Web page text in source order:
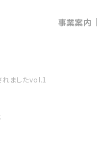
事業案内
れましたvol.1